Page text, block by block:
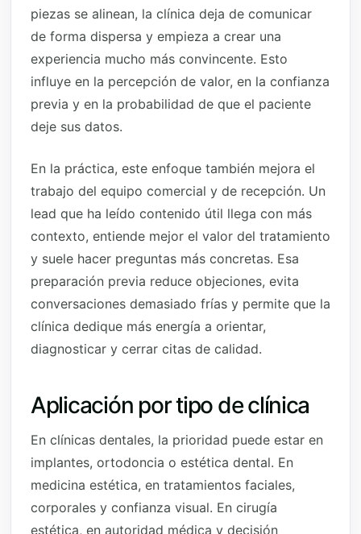
piezas se alinean, la clínica deja de comunicar
de forma dispersa y empieza a crear una
experiencia mucho más convincente. Esto
influye en la percepción de valor, en la confianza
previa y en la probabilidad de que el paciente
deje sus datos.
En la práctica, este enfoque también mejora el
trabajo del equipo comercial y de recepción. Un
lead que ha leído contenido útil llega con más
contexto, entiende mejor el valor del tratamiento
y suele hacer preguntas más concretas. Esa
preparación previa reduce objeciones, evita
conversaciones demasiado frías y permite que la
clínica dedique más energía a orientar,
diagnosticar y cerrar citas de calidad.
Aplicación por tipo de clínica
En clínicas dentales, la prioridad puede estar en
implantes, ortodoncia o estética dental. En
medicina estética, en tratamientos faciales,
corporales y confianza visual. En cirugía
estética, en autoridad médica y decisión